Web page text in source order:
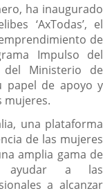
ha inaugurado
‘AxTodas’, el
de
Impulso del
del Ministerio de
papel de apoyo y
mujeres.
una plataforma
de las mujeres
amplia gama de
ayudar a las
a alcanzar